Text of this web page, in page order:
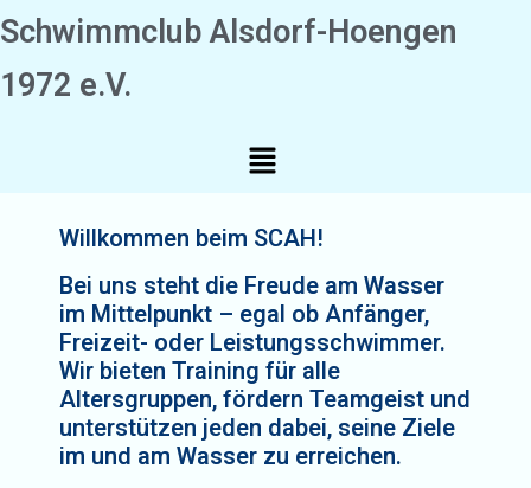
Schwimmclub Alsdorf-Hoengen
1972 e.V.
Willkommen beim SCAH!
Bei uns steht die Freude am Wasser
im Mittelpunkt – egal ob Anfänger,
Freizeit- oder Leistungsschwimmer.
Wir bieten Training für alle
Altersgruppen, fördern Teamgeist und
unterstützen jeden dabei, seine Ziele
im und am Wasser zu erreichen.